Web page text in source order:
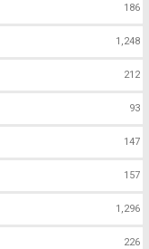
186
1,248
212
93
147
157
1,296
226